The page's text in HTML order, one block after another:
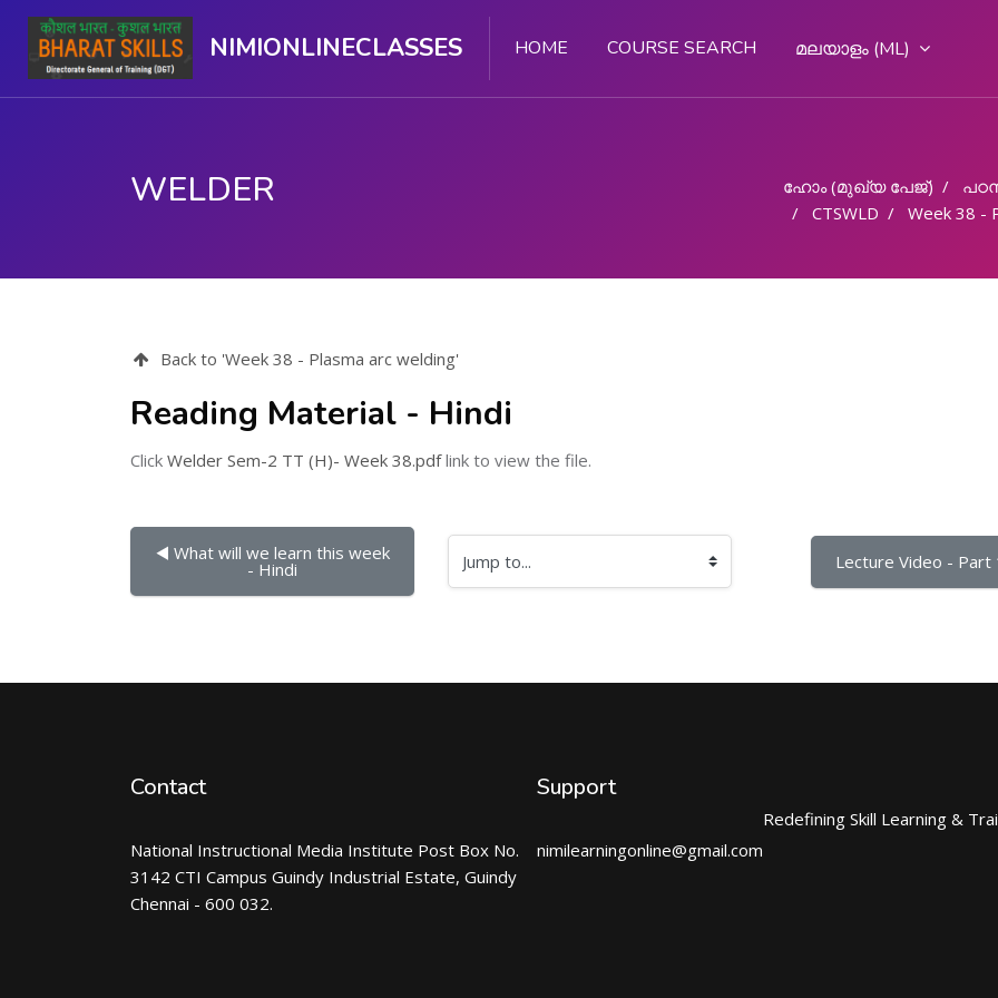
NIMIONLINECLASSES HOME COURSE SEARCH മലയാളം ‎(ML)‎
WELDER ഹോം (മുഖ്യ പേജ്‌)
CTSWLD
Week 38 -
Back to 'Week 38 - Plasma arc welding'
Reading Material - Hindi
Click Welder Sem-2 TT (H)- Week 38.pdflink to view the file.
◀︎ What will we learn this week
- Hindi Jump to... Lecture Video -
Contact
National Instructional Media Institute Post Box No.
3142 CTI Campus Guindy Industrial Estate, Guindy
Chennai - 600 032.
Support
nimilearningonline@gmail.com
Redefining Skill Learning &